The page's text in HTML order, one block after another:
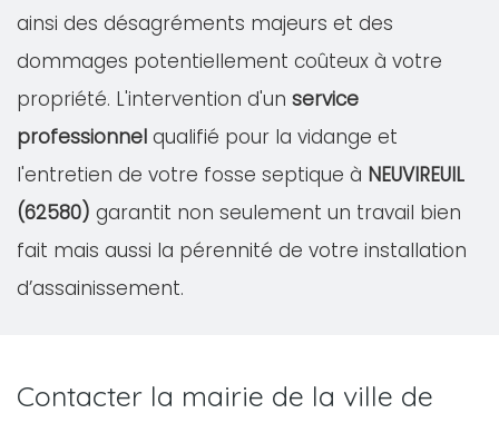
ainsi des désagréments majeurs et des
dommages potentiellement coûteux à votre
propriété. L'intervention d'un service
professionnel qualifié pour la vidange et
l'entretien de votre fosse septique à NEUVIREUIL
(62580) garantit non seulement un travail bien
fait mais aussi la pérennité de votre installation
d’assainissement.
Contacter la mairie de la ville de